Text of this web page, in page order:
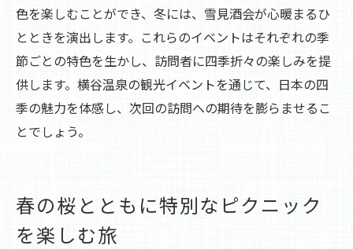
色を楽しむことができ、冬には、雪見酒会が心暖まるひ
とときを演出します。これらのイベントはそれぞれの季
節ごとの特色を生かし、訪問者に四季折々の楽しみを提
供します。横谷温泉の観光イベントを通じて、日本の四
季の魅力を体感し、次回の訪問への期待を膨らませるこ
とでしょう。
春の桜とともに特別なピクニック
を楽しむ旅